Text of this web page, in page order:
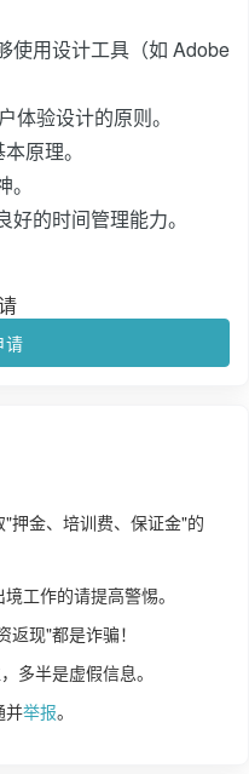
使用设计工具（如 Adobe
体验设计的原则。
原理。
的时间管理能力。
请
押金、培训费、保证金"的
工作的请提高警惕。
现"都是诈骗！
多半是虚假信息。
并举报。